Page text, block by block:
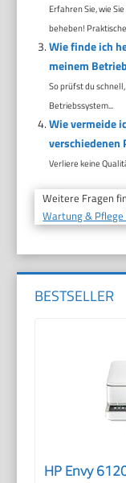
Erfahren Sie, wie
beheben!
Wie finde ich
meinem
So prüfst du
Betriebssystem...
Wie vermeide
verschiedenen
Verliere keine
Weitere Fragen
Wartung &
BESTSELLER
HP Envy